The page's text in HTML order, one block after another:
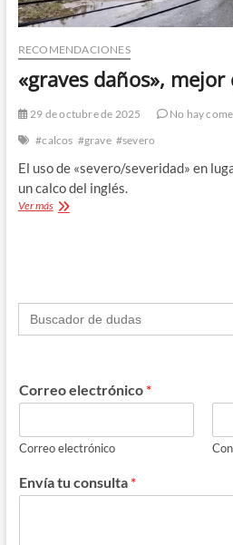
RECOMENDACIONES
«graves daños», mejor
29 de octubre de 2025
No hay
#calcos #grave #severo
El uso de «severo/severidad» en
un calco del inglés.
Ver más«graves
Buscar:
Correo electrónico *
Correo electrónico
Envía tu consulta *